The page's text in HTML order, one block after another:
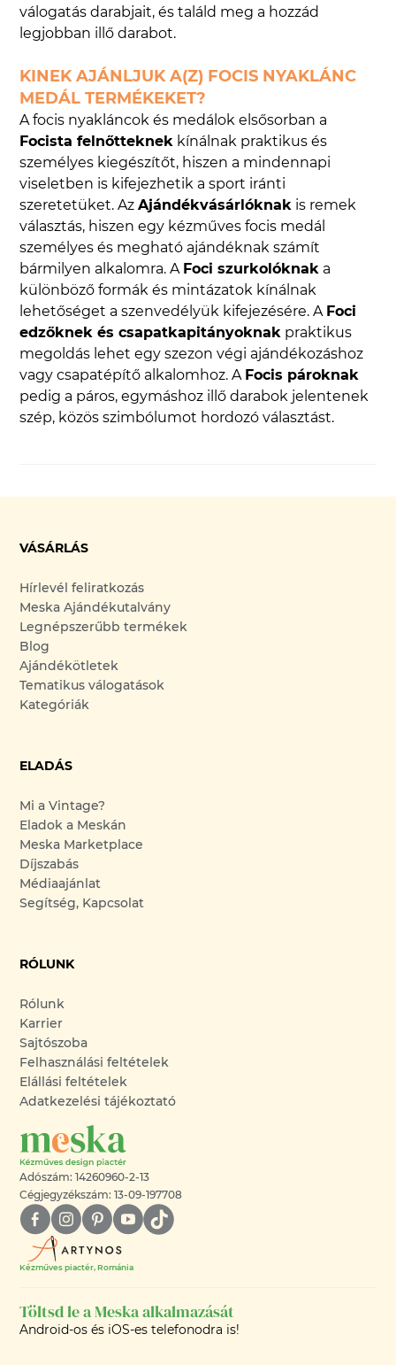
válogatás darabjait, és találd meg a hozzád
legjobban illő darabot.
KINEK AJÁNLJUK A(Z) FOCIS NYAKLÁNC
MEDÁL TERMÉKEKET?
A focis nyakláncok és medálok elsősorban a
Focista felnőtteknek kínálnak praktikus és
személyes kiegészítőt, hiszen a mindennapi
viseletben is kifejezhetik a sport iránti
szeretetüket. AzAjándékvásárlóknak is remek
választás, hiszen egy kézműves focis medál
személyes és megható ajándéknak számít
bármilyen alkalomra. A Foci szurkolóknak a
különböző formák és mintázatok kínálnak
lehetőséget a szenvedélyük kifejezésére. A Foci
edzőknek és csapatkapitányoknak praktikus
megoldás lehet egy szezon végi ajándékozáshoz
vagy csapatépítő alkalomhoz. A Focis pároknak
pedig a páros, egymáshoz illő darabok jelentenek
szép, közös szimbólumot hordozó választást.
VÁSÁRLÁS
Hírlevél feliratkozás
Meska Ajándékutalvány
Legnépszerűbb termékek
Blog
Ajándékötletek
Tematikus válogatások
Kategóriák
ELADÁS
Mi a Vintage?
Eladok a Meskán
Meska Marketplace
Díjszabás
Médiaajánlat
Segítség, Kapcsolat
RÓLUNK
Rólunk
Karrier
Sajtószoba
Felhasználási feltételek
Elállási feltételek
Adatkezelési tájékoztató
Adószám: 14260960-2-13
Cégjegyzékszám: 13-09-197708
Kézműves piactér, Románia
Töltsd le a Meska alkalmazását
Android-os és iOS-es telefonodra is!